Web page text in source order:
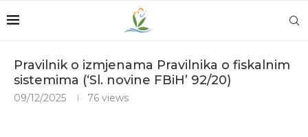
Pravilnik o izmjenama Pravilnika o fiskalnim
sistemima (‘Sl. novine FBiH’ 92/20)
09/12/2025 76 views